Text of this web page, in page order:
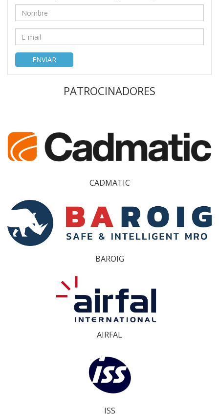
ENVIAR
PATROCINADORES
CADMATIC
BAROIG
AIRFAL
ISS